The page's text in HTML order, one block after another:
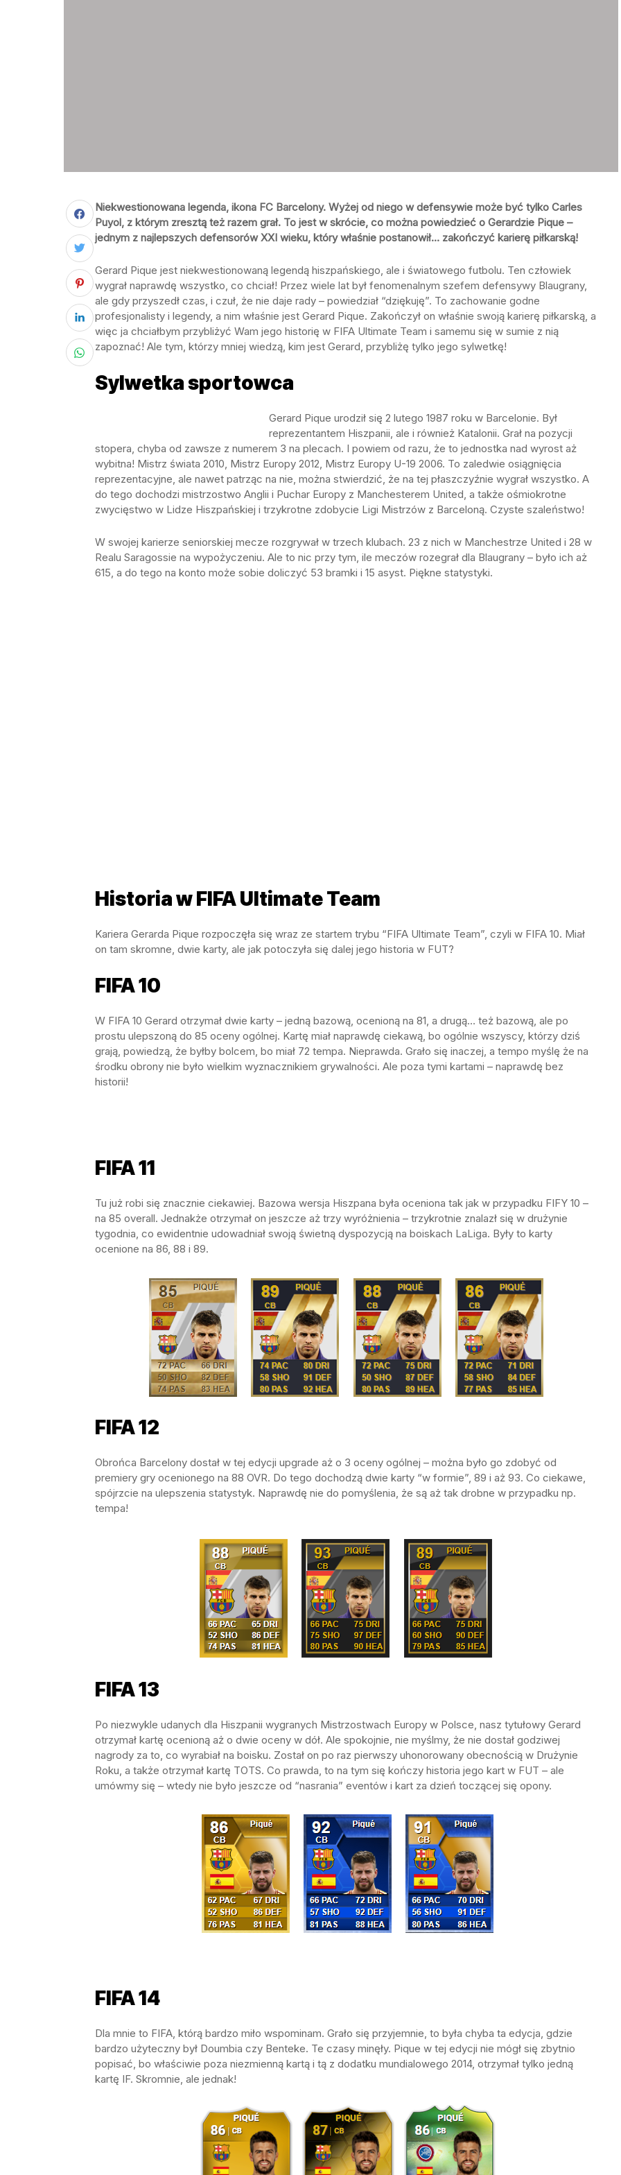
Niekwestionowana legenda, ikona FC Barcelony. Wyżej od niego w defensywie może być tylko Carles
Puyol, z którym zresztą też razem grał. To jest w skrócie, co można powiedzieć o Gerardzie Pique –
jednym z najlepszych defensorów XXI wieku, który właśnie postanowił… zakończyć karierę piłkarską!
Gerard Pique jest niekwestionowaną legendą hiszpańskiego, ale i światowego futbolu. Ten człowiek
wygrał naprawdę wszystko, co chciał! Przez wiele lat był fenomenalnym szefem defensywy Blaugrany,
ale gdy przyszedł czas, i czuł, że nie daje rady – powiedział “dziękuję”. To zachowanie godne
profesjonalisty i legendy, a nim właśnie jest Gerard Pique. Zakończył on właśnie swoją karierę piłkarską, a
więc ja chciałbym przybliżyć Wam jego historię w FIFA Ultimate Team i samemu się w sumie z nią
zapoznać! Ale tym, którzy mniej wiedzą, kim jest Gerard, przybliżę tylko jego sylwetkę!
Sylwetka sportowca
Gerard Pique urodził się 2 lutego 1987 roku w Barcelonie. Był
reprezentantem Hiszpanii, ale i również Katalonii. Grał na pozycji
stopera, chyba od zawsze z numerem 3 na plecach. I powiem od razu, że to jednostka nad wyrost aż
wybitna! Mistrz świata 2010, Mistrz Europy 2012, Mistrz Europy U-19 2006. To zaledwie osiągnięcia
reprezentacyjne, ale nawet patrząc na nie, można stwierdzić, że na tej płaszczyźnie wygrał wszystko. A
do tego dochodzi mistrzostwo Anglii i Puchar Europy z Manchesterem United, a także ośmiokrotne
zwycięstwo w Lidze Hiszpańskiej i trzykrotne zdobycie Ligi Mistrzów z Barceloną. Czyste szaleństwo!
W swojej karierze seniorskiej mecze rozgrywał w trzech klubach. 23 z nich w Manchestrze United i 28 w
Realu Saragossie na wypożyczeniu. Ale to nic przy tym, ile meczów rozegrał dla Blaugrany – było ich aż
615, a do tego na konto może sobie doliczyć 53 bramki i 15 asyst. Piękne statystyki.
Historia w FIFA Ultimate Team
Kariera Gerarda Pique rozpoczęła się wraz ze startem trybu “FIFA Ultimate Team”, czyli w FIFA 10. Miał
on tam skromne, dwie karty, ale jak potoczyła się dalej jego historia w FUT?
FIFA 10
W FIFA 10 Gerard otrzymał dwie karty – jedną bazową, ocenioną na 81, a drugą… też bazową, ale po
prostu ulepszoną do 85 oceny ogólnej. Kartę miał naprawdę ciekawą, bo ogólnie wszyscy, którzy dziś
grają, powiedzą, że byłby bolcem, bo miał 72 tempa. Nieprawda. Grało się inaczej, a tempo myślę że na
środku obrony nie było wielkim wyznacznikiem grywalności. Ale poza tymi kartami – naprawdę bez
historii!
FIFA 11
Tu już robi się znacznie ciekawiej. Bazowa wersja Hiszpana była oceniona tak jak w przypadku FIFY 10 –
na 85 overall. Jednakże otrzymał on jeszcze aż trzy wyróżnienia – trzykrotnie znalazł się w drużynie
tygodnia, co ewidentnie udowadniał swoją świetną dyspozycją na boiskach LaLiga. Były to karty
ocenione na 86, 88 i 89.
FIFA 12
Obrońca Barcelony dostał w tej edycji upgrade aż o 3 oceny ogólnej – można było go zdobyć od
premiery gry ocenionego na 88 OVR. Do tego dochodzą dwie karty “w formie”, 89 i aż 93. Co ciekawe,
spójrzcie na ulepszenia statystyk. Naprawdę nie do pomyślenia, że są aż tak drobne w przypadku np.
tempa!
FIFA 13
Po niezwykle udanych dla Hiszpanii wygranych Mistrzostwach Europy w Polsce, nasz tytułowy Gerard
otrzymał kartę ocenioną aż o dwie oceny w dół. Ale spokojnie, nie myślmy, że nie dostał godziwej
nagrody za to, co wyrabiał na boisku. Został on po raz pierwszy uhonorowany obecnością w Drużynie
Roku, a także otrzymał kartę TOTS. Co prawda, to na tym się kończy historia jego kart w FUT – ale
umówmy się – wtedy nie było jeszcze od “nasrania” eventów i kart za dzień toczącej się opony.
FIFA 14
Dla mnie to FIFA, którą bardzo miło wspominam. Grało się przyjemnie, to była chyba ta edycja, gdzie
bardzo użyteczny był Doumbia czy Benteke. Te czasy minęły. Pique w tej edycji nie mógł się zbytnio
popisać, bo właściwie poza niezmienną kartą i tą z dodatku mundialowego 2014, otrzymał tylko jedną
kartę IF. Skromnie, ale jednak!